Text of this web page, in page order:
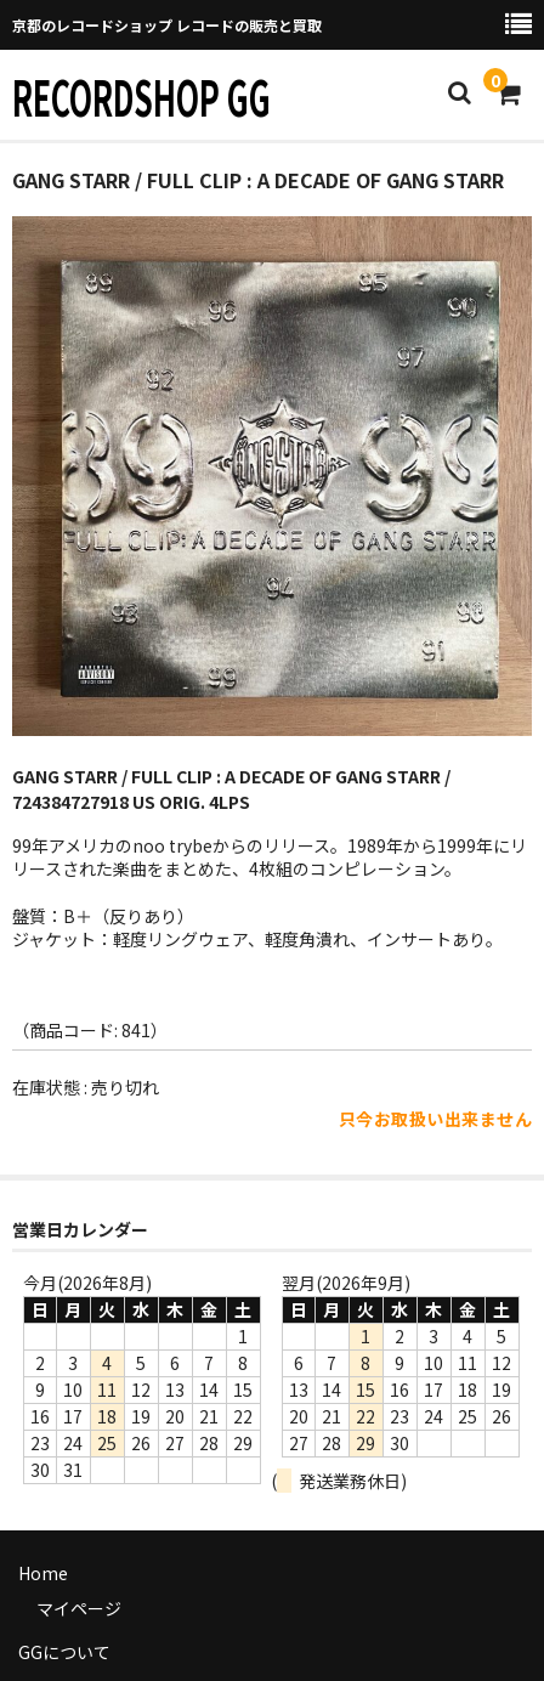
京都のレコードショップ レコードの販売と買取
RECORDSHOP GG 0
Home
マイページ
GGについて
買取について
取り置きなどについて
Categories
New Arrivals
新譜
GG RECORD （当店のレーベル）
全商品
JAZZ-US
BLUE NOTE
JAZZ-EU
JAZZ-JP
J-POP
FOLK,SSW
WORLD
Webのみ no.1
Webのみ no.2
Webのみ no.3
Webのみ no.4
送料
商品の発送
GANG STARR / FULL CLIP : A DECADE OF GANG STARR
GANG STARR / FULL CLIP : A DECADE OF GANG STARR /
724384727918 US ORIG. 4LPS
99年アメリカのnoo trybeからのリリース。1989年から1999年にリ
リースされた楽曲をまとめた、4枚組のコンピレーション。
盤質：B＋（反りあり）
ジャケット：軽度リングウェア、軽度角潰れ、インサートあり。
（商品コード: 841）
在庫状態 : 売り切れ
只今お取扱い出来ません
営業日カレンダー
今月(2026年8月)
日
月 火 水 木 金
土
1
2
3 4 5 6 7
8
9
10 11 12 13 14
15
16
17 18 19 20 21
22
23
24 25 26 27 28
29
30
31
翌月(2026年9月)
日
月 火 水 木 金
土
1
2 3 4
5
6
7 8 9 10 11
12
13
14 15 16 17 18
19
20
21 22 23 24 25
26
27
28 29
30
(
発送業務休日)
Home
マイページ
GGについて